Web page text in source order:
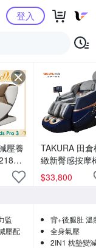
中心登入
壓養
摩
減壓/
TAKURA 田倉
緻新臀感按摩
$33,800
監
壓配
背+後腿肚 溫
全身氣壓
2IN1 枕墊變